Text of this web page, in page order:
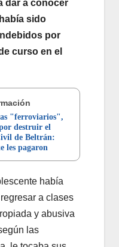
dar a conocer
sido
por
curso en el
"ferroviarios",
destruir el
de Beltrán:
les pagaron
había
a clases
y abusiva
las